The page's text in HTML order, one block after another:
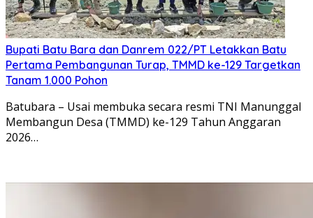
Bupati Batu Bara dan Danrem 022/PT Letakkan Batu
Pertama Pembangunan Turap, TMMD ke-129 Targetkan
Tanam 1.000 Pohon
Batubara – Usai membuka secara resmi TNI Manunggal
Membangun Desa (TMMD) ke-129 Tahun Anggaran
2026…